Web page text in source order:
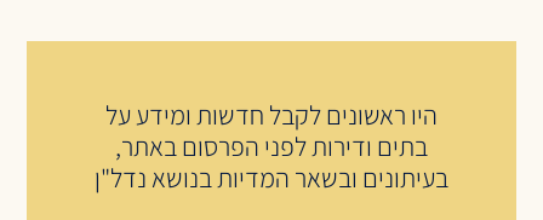
היו ראשונים לקבל חדשות ומידע על
בתים ודירות לפני הפרסום באתר,
בעיתונים ובשאר המדיות בנושא נדל"ן